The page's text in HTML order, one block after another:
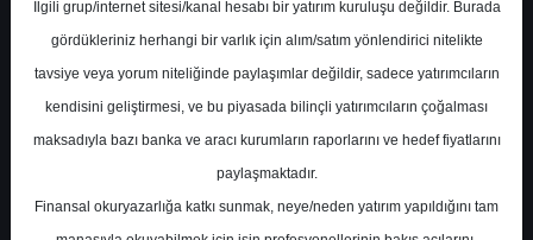
En Yüksek Tahmin 26,00 ₺
Ortalama Fiyat Tahmini 19,69 ₺
Ortalama Getiri Potansiyeli %1.88
İlgili grup/internet sitesi/kanal hesabı bir yatırım kuruluşu değildir. Burada
gördükleriniz herhangi bir varlık için alım/satım yönlendirici nitelikte
tavsiye veya yorum niteliğinde paylaşımlar değildir, sadece yatırımcıların
kendisini geliştirmesi, ve bu piyasada bilinçli yatırımcıların çoğalması
maksadıyla bazı banka ve aracı kurumların raporlarını ve hedef fiyatlarını
paylaşmaktadır.
Finansal okuryazarlığa katkı sunmak, neye/neden yatırım yapıldığını tam